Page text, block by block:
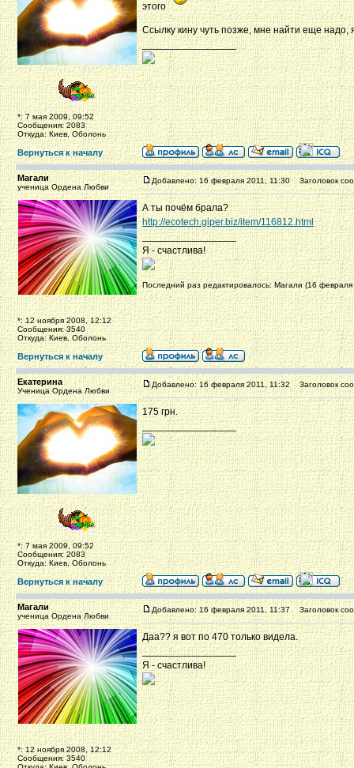
*: 7 мая 2009, 09:52
Сообщения: 2083
Откуда: Киев, Оболонь
этого
Ссылку кину чуть позже, мне найти еще надо,
_________________
Вернуться к началу
Магали
ученица Ордена Любви
*: 12 ноября 2008, 12:12
Сообщения: 3540
Откуда: Киев, Оболонь
Добавлено: 16 февраля 2011, 11:30 Заголовок
А ты почём брала?
http://ecotech.giper.biz/item/116812.html
_________________
Я - счастлива!
Последний раз редактировалось: Магали (16
Вернуться к началу
Екатерина
Ученица Ордена Любви
*: 7 мая 2009, 09:52
Сообщения: 2083
Откуда: Киев, Оболонь
Добавлено: 16 февраля 2011, 11:32 Заголовок
175 грн.
_________________
Вернуться к началу
Магали
ученица Ордена Любви
*: 12 ноября 2008, 12:12
Сообщения: 3540
Добавлено: 16 февраля 2011, 11:37 Заголовок
Даа?? я вот по 470 только видела.
_________________
Я - счастлива!